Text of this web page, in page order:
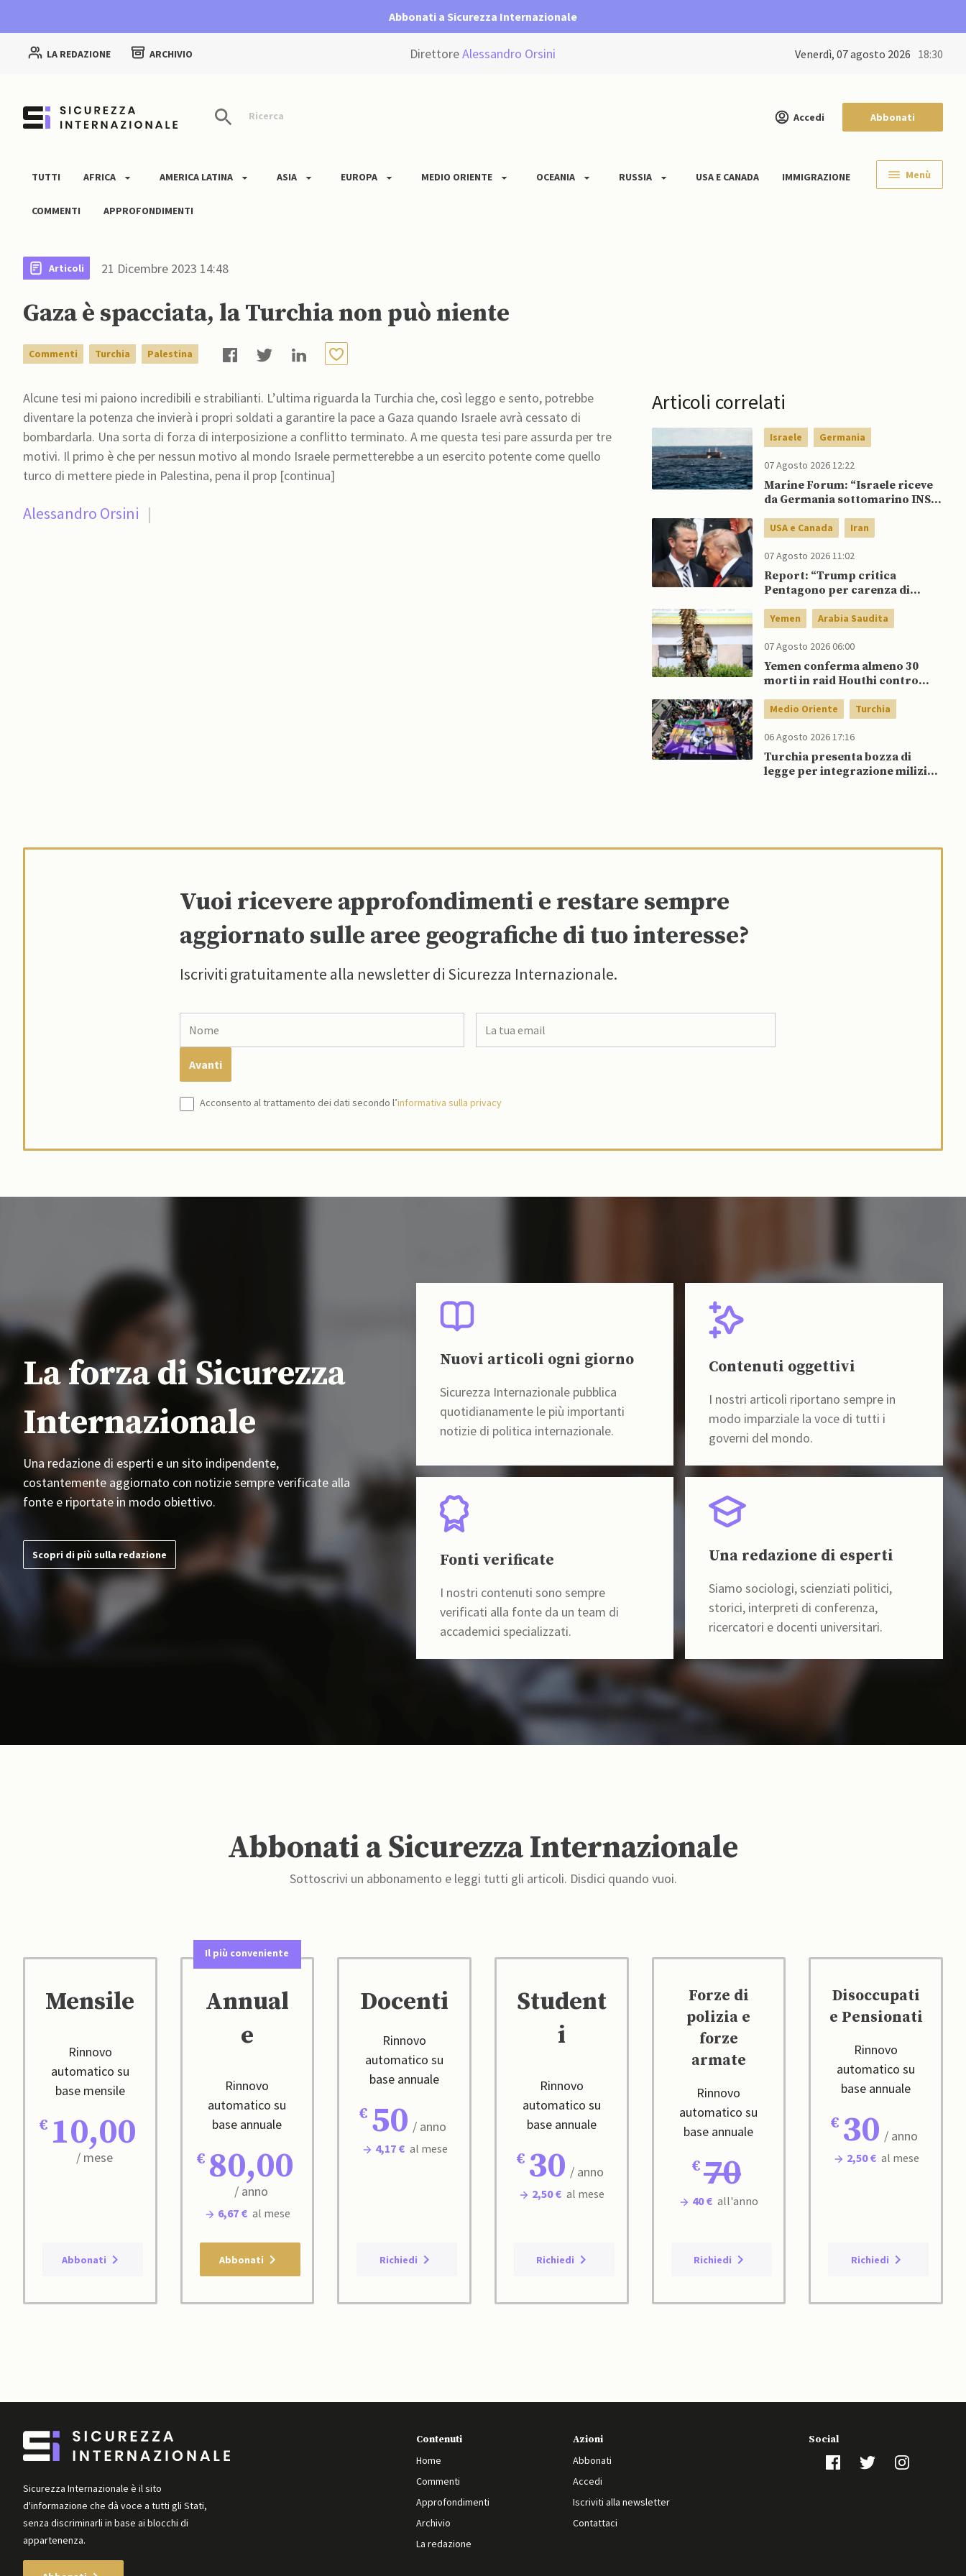
Abbonati a Sicurezza Internazionale
LA REDAZIONE ARCHIVIO DirettoreAlessandro Orsini venerdì, 07 agosto 2026 18:30
Ricerca Accedi Abbonati
TUTTI AFRICA AMERICA LATINA ASIA EUROPA MEDIO ORIENTE OCEANIA RUSSIA USA E CANADA IMMIGRAZIONE
COMMENTI APPROFONDIMENTI
Menù
Articoli 21 Dicembre 2023 14:48
Gaza è spacciata, la Turchia non può niente￼
Commenti Turchia Palestina
Alcune tesi mi paiono incredibili e strabilianti. L’ultima riguarda la Turchia che, così leggo e sento, potrebbe
diventare la potenza che invierà i propri soldati a garantire la pace a Gaza quando Israele avrà cessato di
bombardarla. Una sorta di forza di interposizione a conflitto terminato. A me questa tesi pare assurda per tre
motivi. Il primo è che per nessun motivo al mondo Israele permetterebbe a un esercito potente come quello
turco di mettere piede in Palestina, pena il prop [continua]
Alessandro Orsini |
Articoli correlati
Israele Germania
07 Agosto 2026 12:22
Marine Forum: “Israele riceve
da Germania sottomarino INS
USA e Canada Iran
07 Agosto 2026 11:02
Report: “Trump critica
Pentagono per carenza di
Yemen Arabia Saudita
07 Agosto 2026 06:00
Yemen conferma almeno 30
morti in raid Houthi contro
Medio Oriente Turchia
06 Agosto 2026 17:16
Turchia presenta bozza di
legge per integrazione milizie
Vuoi ricevere approfondimenti e restare sempre
aggiornato sulle aree geografiche di tuo interesse?
Iscriviti gratuitamente alla newsletter di Sicurezza Internazionale.
Acconsento al trattamento dei dati secondo l’informativa sulla privacy
La forza di Sicurezza
Internazionale
Una redazione di esperti e un sito indipendente,
costantemente aggiornato con notizie sempre verificate alla
fonte e riportate in modo obiettivo.
Scopri di più sulla redazione
Nuovi articoli ogni giorno
Sicurezza Internazionale pubblica
quotidianamente le più importanti
notizie di politica internazionale.
Contenuti oggettivi
I nostri articoli riportano sempre in
modo imparziale la voce di tutti i
governi del mondo.
Fonti verificate
I nostri contenuti sono sempre
verificati alla fonte da un team di
accademici specializzati.
Una redazione di esperti
Siamo sociologi, scienziati politici,
storici, interpreti di conferenza,
ricercatori e docenti universitari.
Abbonati a Sicurezza Internazionale
Sottoscrivi un abbonamento e leggi tutti gli articoli. Disdici quando vuoi.
Mensile
Rinnovo
automatico su
base mensile
10,00
/ mese
Abbonati
Il più conveniente
Annual
e
Rinnovo
automatico su
base annuale
80,00
/ anno
6,67 € al mese
Abbonati
Docenti
Rinnovo
automatico su
base annuale
50 / anno
4,17 € al mese
Richiedi
Student
i
Rinnovo
automatico su
base annuale
30 / anno
2,50 € al mese
Richiedi
Forze di
polizia e
forze
armate
Rinnovo
automatico su
base annuale
70
40 € all'anno
Richiedi
Disoccupati
e Pensionati
Rinnovo
automatico su
base annuale
30 / anno
2,50 € al mese
Richiedi
Sicurezza Internazionale è il sito
d'informazione che dà voce a tutti gli Stati,
senza discriminarli in base ai blocchi di
appartenenza.
Contenuti
Home
Commenti
Approfondimenti
Archivio
La redazione
Azioni
Abbonati
Accedi
Iscriviti alla newsletter
Contattaci
Social